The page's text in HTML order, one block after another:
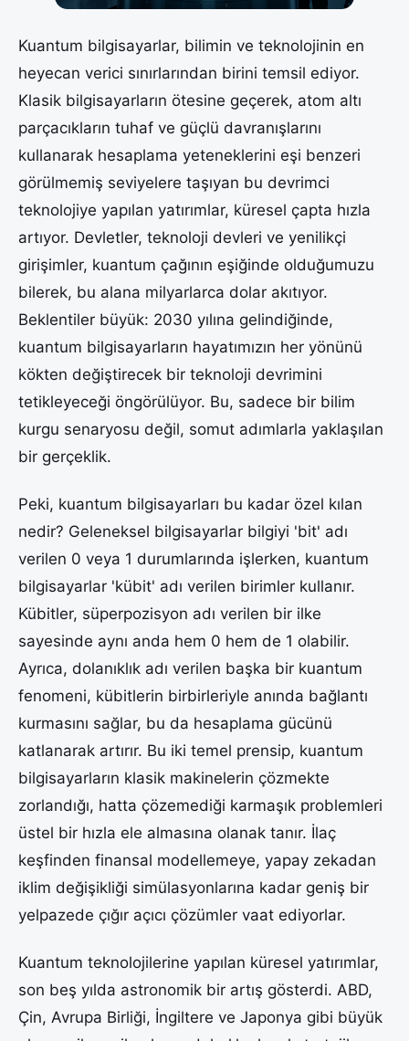
Kuantum bilgisayarlar, bilimin ve teknolojinin en
heyecan verici sınırlarından birini temsil ediyor.
Klasik bilgisayarların ötesine geçerek, atom altı
parçacıkların tuhaf ve güçlü davranışlarını
kullanarak hesaplama yeteneklerini eşi benzeri
görülmemiş seviyelere taşıyan bu devrimci
teknolojiye yapılan yatırımlar, küresel çapta hızla
artıyor. Devletler, teknoloji devleri ve yenilikçi
girişimler, kuantum çağının eşiğinde olduğumuzu
bilerek, bu alana milyarlarca dolar akıtıyor.
Beklentiler büyük: 2030 yılına gelindiğinde,
kuantum bilgisayarların hayatımızın her yönünü
kökten değiştirecek bir teknoloji devrimini
tetikleyeceği öngörülüyor. Bu, sadece bir bilim
kurgu senaryosu değil, somut adımlarla yaklaşılan
bir gerçeklik.
Peki, kuantum bilgisayarları bu kadar özel kılan
nedir? Geleneksel bilgisayarlar bilgiyi 'bit' adı
verilen 0 veya 1 durumlarında işlerken, kuantum
bilgisayarlar 'kübit' adı verilen birimler kullanır.
Kübitler, süperpozisyon adı verilen bir ilke
sayesinde aynı anda hem 0 hem de 1 olabilir.
Ayrıca, dolanıklık adı verilen başka bir kuantum
fenomeni, kübitlerin birbirleriyle anında bağlantı
kurmasını sağlar, bu da hesaplama gücünü
katlanarak artırır. Bu iki temel prensip, kuantum
bilgisayarların klasik makinelerin çözmekte
zorlandığı, hatta çözemediği karmaşık problemleri
üstel bir hızla ele almasına olanak tanır. İlaç
keşfinden finansal modellemeye, yapay zekadan
iklim değişikliği simülasyonlarına kadar geniş bir
yelpazede çığır açıcı çözümler vaat ediyorlar.
Kuantum teknolojilerine yapılan küresel yatırımlar,
son beş yılda astronomik bir artış gösterdi. ABD,
Çin, Avrupa Birliği, İngiltere ve Japonya gibi büyük